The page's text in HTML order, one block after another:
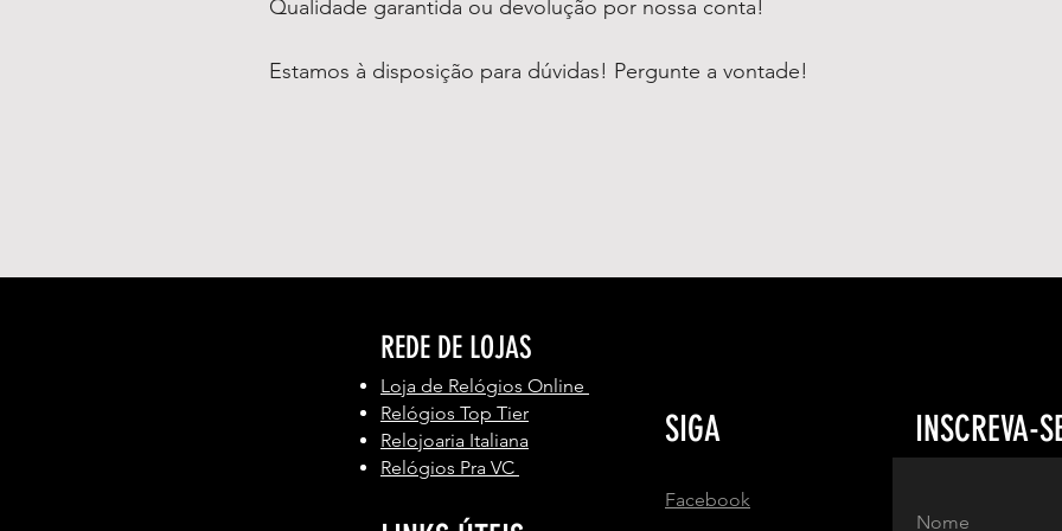
Qualidade garantida ou devolução por nossa conta!
Estamos à disposição para dúvidas! Pergunte a vontade!
REDE DE LOJAS
Loja de Relógios Online
Relógios Top Tier
Relojoaria Italiana
Relógios Pra VC
SIGA
Facebook
INSCREVA-